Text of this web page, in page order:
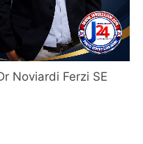
Noviardi Ferzi SE